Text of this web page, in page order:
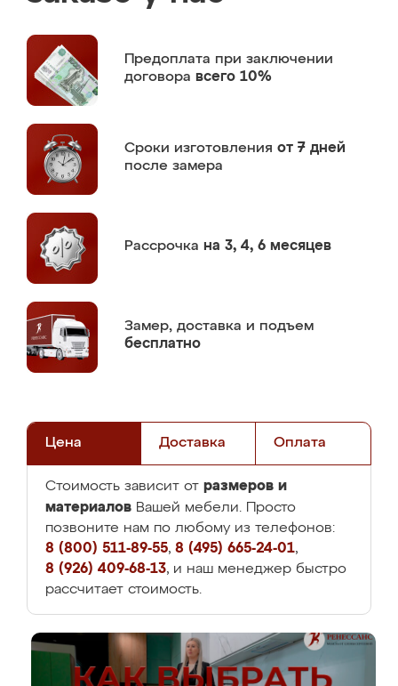
Предоплата при заключении
договора всего 10%
Сроки изготовления от 7 дней
после замера
Рассрочка на 3, 4, 6 месяцев
Замер, доставка и подъем
бесплатно
Цена Доставка Оплата
Стоимость зависит от размеров и
материалов Вашей мебели. Просто
позвоните нам по любому из телефонов:
8 (800) 511-89-55, 8 (495) 665-24-01,
8 (926) 409-68-13, и наш менеджер быстро
рассчитает стоимость.